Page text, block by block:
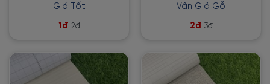
Giá Tốt
1đ 2đ
Vân Giả Gỗ
2đ 3đ